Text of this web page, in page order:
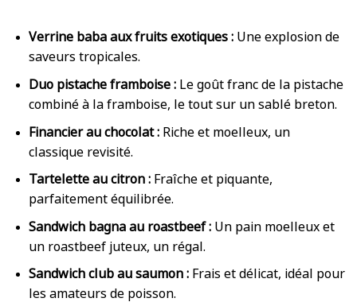
Verrine baba aux fruits exotiques :Une explosion de
saveurs tropicales.
Duo pistache framboise :Le goût franc de la pistache
combiné à la framboise, le tout sur un sablé breton.
Financier au chocolat :Riche et moelleux, un
classique revisité.
Tartelette au citron :Fraîche et piquante,
parfaitement équilibrée.
Sandwich bagna au roastbeef :Un pain moelleux et
un roastbeef juteux, un régal.
Sandwich club au saumon :Frais et délicat, idéal pour
les amateurs de poisson.